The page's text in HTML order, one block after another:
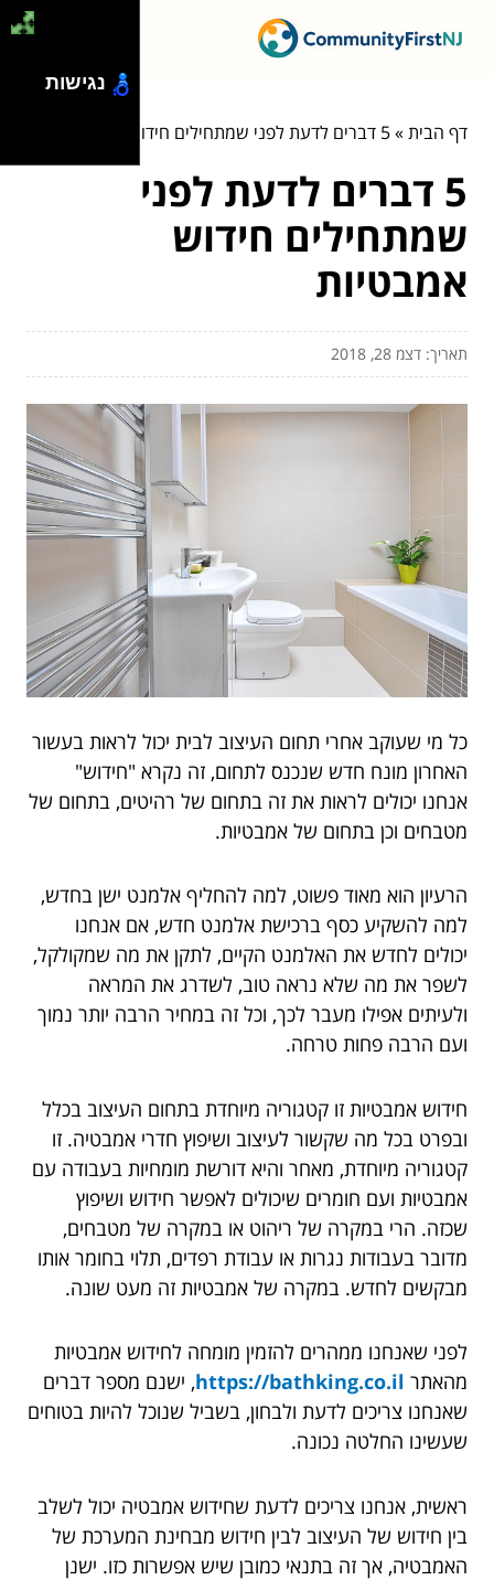
דף הבית»5 דברים לדעת לפני שמתחילים חידוש אמבטיות
5 דברים לדעת לפני
שמתחילים חידוש
אמבטיות
תאריך: דצמ 28, 2018
כל מי שעוקב אחרי תחום העיצוב לבית יכול לראות בעשור
האחרון מונח חדש שנכנס לתחום, זה נקרא "חידוש"
אנחנו יכולים לראות את זה בתחום של רהיטים, בתחום של
מטבחים וכן בתחום של אמבטיות.
הרעיון הוא מאוד פשוט, למה להחליף אלמנט ישן בחדש,
למה להשקיע כסף ברכישת אלמנט חדש, אם אנחנו
יכולים לחדש את האלמנט הקיים, לתקן את מה שמקולקל,
לשפר את מה שלא נראה טוב, לשדרג את המראה
ולעיתים אפילו מעבר לכך, וכל זה במחיר הרבה יותר נמוך
ועם הרבה פחות טרחה.
חידוש אמבטיות זו קטגוריה מיוחדת בתחום העיצוב בכלל
ובפרט בכל מה שקשור לעיצוב ושיפוץ חדרי אמבטיה. זו
קטגוריה מיוחדת, מאחר והיא דורשת מומחיות בעבודה עם
אמבטיות ועם חומרים שיכולים לאפשר חידוש ושיפוץ
שכזה. הרי במקרה של ריהוט או במקרה של מטבחים,
מדובר בעבודות נגרות או עבודת רפדים, תלוי בחומר אותו
מבקשים לחדש. במקרה של אמבטיות זה מעט שונה.
לפני שאנחנו ממהרים להזמין מומחה לחידוש אמבטיות
מהאתר https://bathking.co.il, ישנם מספר דברים
שאנחנו צריכים לדעת ולבחון, בשביל שנוכל להיות בטוחים
שעשינו החלטה נכונה.
ראשית, אנחנו צריכים לדעת שחידוש אמבטיה יכול לשלב
בין חידוש של העיצוב לבין חידוש מבחינת המערכת של
האמבטיה, אך זה בתנאי כמובן שיש אפשרות כזו. ישנן
נגישות